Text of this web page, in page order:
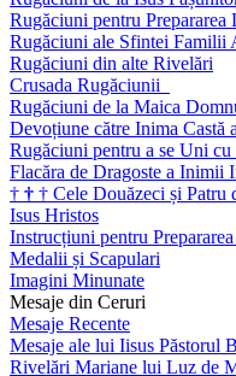
Rugăciuni pentru
Rugăciuni ale Sfintei Familii
Rugăciuni din alte Rivelări
Crusada Rugăciunii
Rugăciuni de la Maica
Devoțiune către Inima Castă
Rugăciuni pentru a se Uni cu
Flacăra de Dragoste a Inimii
† † † Cele Douăzeci și Patru
Isus Hristos
Instrucțiuni pentru
Medalii și Scapulari
Imagini Minunate
Mesaje din Ceruri
Mesaje Recente
Mesaje ale lui Iisus Păstorul
Rivelări Mariane lui Luz de